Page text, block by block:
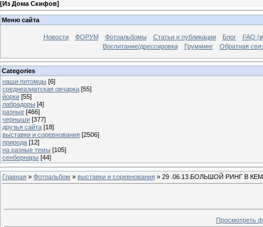
[Из Дома Скифов]
Меню сайта
Новости ФОРУМ Фотоальбомы Статьи и публикации Блог
FAQ
Воспитание/дрессировка
Грумминг Обратная
Categories
наши питомцы [6]
среднеазиатская овчарка [55]
йорки [55]
лабрадоры [4]
разные [466]
черныши [377]
друзья сайта [18]
выставки и соревнования [2506]
природа [12]
на разные темы [105]
сенбернары [44]
Главная » Фотоальбом » выставки и соревнования » 29 .06.13.БОЛЬШОЙ РИНГ В
Просмотреть